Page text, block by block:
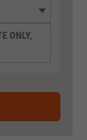
ONLY,